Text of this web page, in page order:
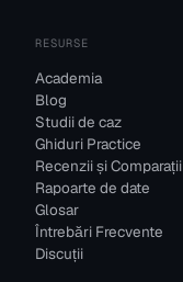
RESURSE
Academia
Blog
Studii de caz
Ghiduri Practice
Recenzii și Comparații
Rapoarte de date
Glosar
Întrebări Frecvente
Discuții